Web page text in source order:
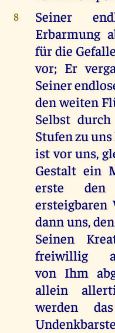
8
Seiner
Erbarmung
für die
vor; Er
Seiner
den weiten
Selbst
Stufen zu
ist vor uns,
Gestalt ein
erste
ersteigbaren
dann uns,
Seinen
freiwillig
von Ihm
allein
werden